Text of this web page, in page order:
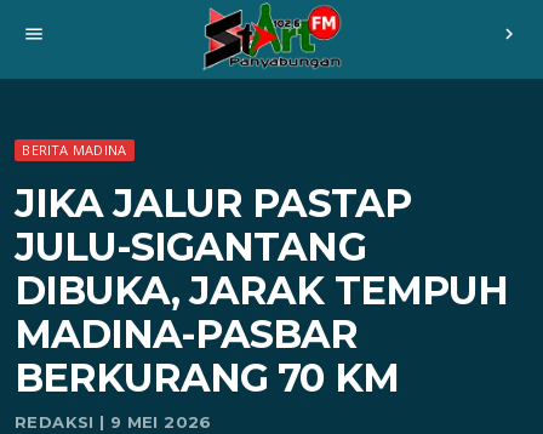
menu chevron_right
BERITA MADINA
JIKA JALUR PASTAP
JULU-SIGANTANG
DIBUKA, JARAK TEMPUH
MADINA-PASBAR
BERKURANG 70 KM
REDAKSI | 9 MEI 2026